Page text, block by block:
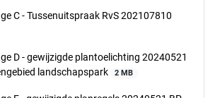
C - Tussenuitspraak RvS 202107810
D - gewijzigde plantoelichting 20240521
landschapspark
2 MB